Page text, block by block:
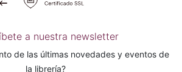
a nuestra newsletter
de las últimas novedades y eventos de
la librería?